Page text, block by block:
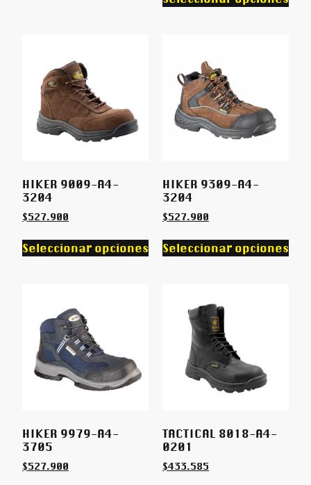
HIKER 9009-A4-
3204
$527.900
Seleccionar opciones
HIKER 9309-A4-
3204
$527.900
Seleccionar opciones
HIKER 9979-A4-
3705
$527.900
TACTICAL 8018-A4-
0201
$433.585